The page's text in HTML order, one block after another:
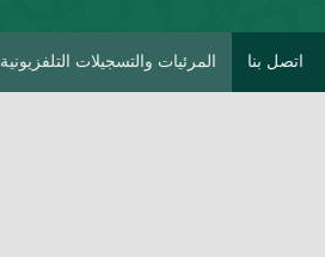
اتصل بنا المرئيات والتسجيلات التلفزيونية